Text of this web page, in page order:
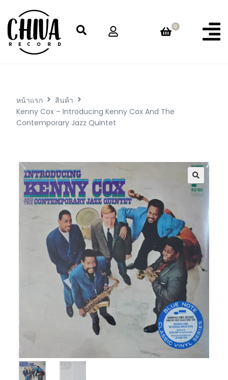
0
หน้าแรก
สินค้า
Kenny Cox – Introducing Kenny Cox And The
Contemporary Jazz Quintet